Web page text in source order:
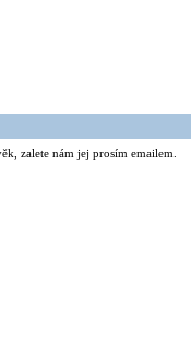
zalete nám jej prosím emailem.